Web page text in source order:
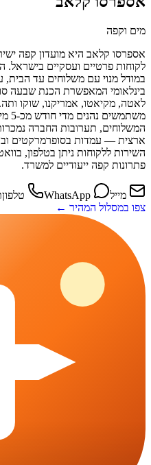
מים וקפה
אספרסו קלאב היא מועדון קפה
לקוחות פרטיים ועסקיים בישראל.
במודל מנוי עם משלוחים עד הבית,
בינלאומי המאפשרת הכנת שבעה
השירות ללקוחות ניתן בטלפון,
פתרונות קפה ייעודיים למשרד.
מייל טלפון
צפו במסלול המהיר ←